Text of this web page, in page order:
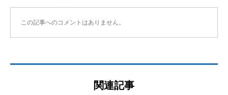
この記事へのコメントはありません。
関連記事